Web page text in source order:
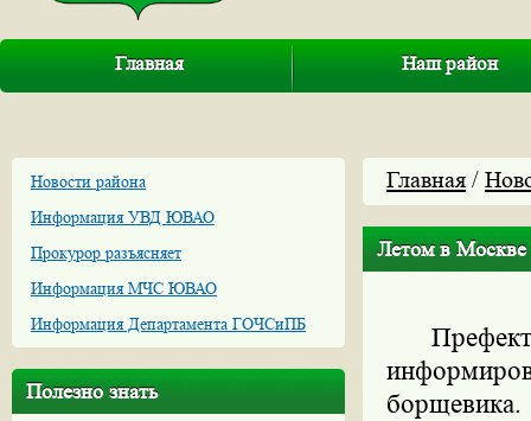
Главная Наш район
Новости района
Информация УВД ЮВАО
Прокурор разъясняет
Информация МЧС ЮВАО
Информация Департамента ГОЧСиПБ
Полезно знать
Главная /
Летом в Москве